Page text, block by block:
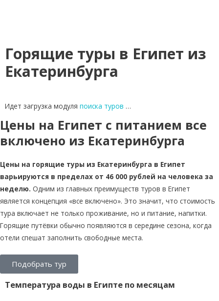
Горящие туры в Египет из
Екатеринбурга
Идет загрузка модуля поиска туров …
Цены на Египет с питанием все
включено из Екатеринбурга
Цены на горящие туры из Екатеринбурга в Египет
варьируются в пределах от 46 000 рублей на человека за
неделю. Одним из главных преимуществ туров в Египет
является концепция «все включено». Это значит, что стоимость
тура включает не только проживание, но и питание, напитки.
Горящие путёвки обычно появляются в середине сезона, когда
отели спешат заполнить свободные места.
Подобрать тур
Температура воды в Египте по месяцам